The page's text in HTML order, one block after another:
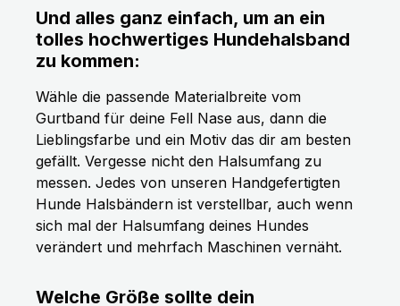
Und alles ganz einfach, um an ein
tolles hochwertiges Hundehalsband
zu kommen:
Wähle die passende Materialbreite vom
Gurtband für deine Fell Nase aus, dann die
Lieblingsfarbe und ein Motiv das dir am besten
gefällt. Vergesse nicht den Halsumfang zu
messen. Jedes von unseren Handgefertigten
Hunde Halsbändern ist verstellbar, auch wenn
sich mal der Halsumfang deines Hundes
verändert und mehrfach Maschinen vernäht.
Welche Größe sollte dein